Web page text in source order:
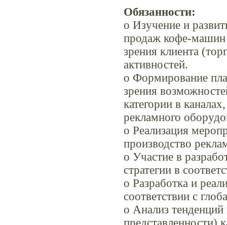
Обязанности:
o Изучение и
продаж кофе-машин
зрения клиента
активностей.
o Формирование
зрения
категории в
рекламного
o Реализация
производство
o Участие в
стратегии в
o Разработка и
соответствии с
o Анализ